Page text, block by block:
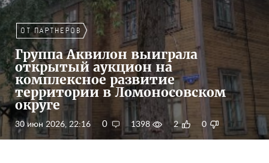
Группа Аквилон выиграла
открытый аукцион на
комплексное развитие
территории в Ломоносовском
округе
30 июн 2026, 22:16 0 1398 2 0